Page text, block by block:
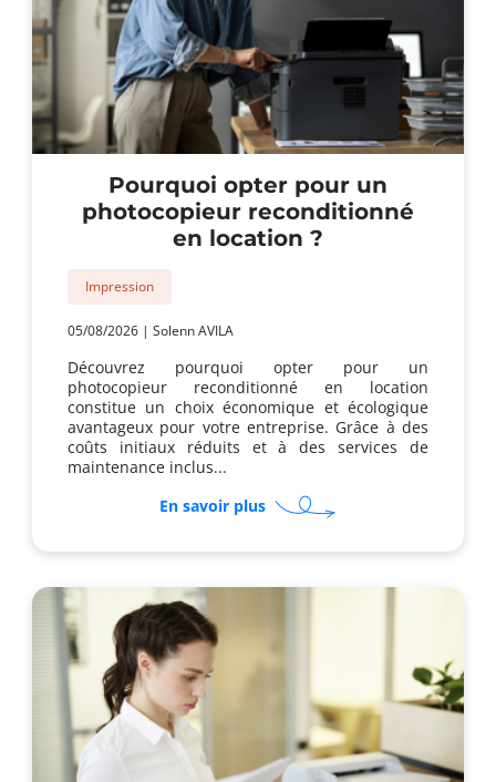
Pourquoi opter pour un
photocopieur reconditionné
en location ?
Impression
05/08/2026 | Solenn AVILA
Découvrez pourquoi opter pour un
photocopieur reconditionné en location
constitue un choix économique et écologique
avantageux pour votre entreprise. Grâce à des
coûts initiaux réduits et à des services de
maintenance inclus...
En savoir plussur
Pourquoi
un